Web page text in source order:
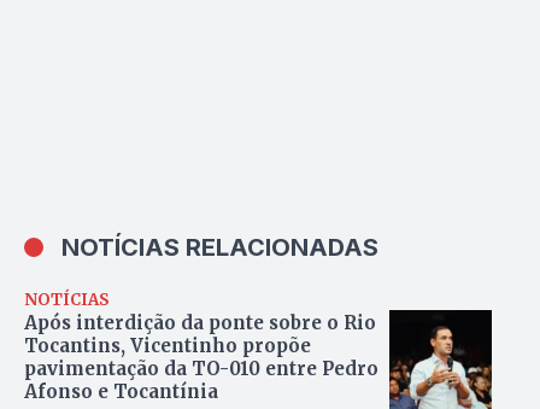
NOTÍCIAS RELACIONADAS
NOTÍCIAS
Após interdição da ponte sobre o Rio
Tocantins, Vicentinho propõe
pavimentação da TO-010 entre Pedro
Afonso e Tocantínia